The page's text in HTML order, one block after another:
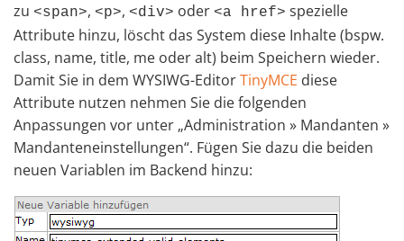
zu <span>, <p>, <div> oder <a href> spezielle
Attribute hinzu, löscht das System diese Inhalte (bspw.
class, name, title, me oder alt) beim Speichern wieder.
Damit Sie in dem WYSIWG-EditorTinyMCE diese
Attribute nutzen nehmen Sie die folgenden
Anpassungen vor unter „Administration » Mandanten »
Mandanteneinstellungen“. Fügen Sie dazu die beiden
neuen Variablen im Backend hinzu: